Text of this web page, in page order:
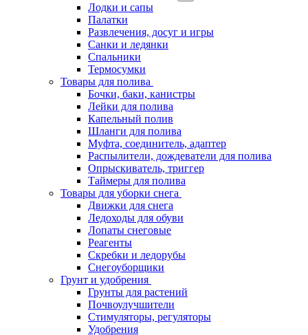
Лодки и сапы
Палатки
Развлечения, досуг и игры
Санки и ледянки
Спальники
Термосумки
Товары для полива
Бочки, баки, канистры
Лейки для полива
Капельный полив
Шланги для полива
Муфта, соединитель, адаптер
Распылители, дождеватели для полива
Опрыскиватель, триггер
Таймеры для полива
Товары для уборки снега
Движки для снега
Ледоходы для обуви
Лопаты снеговые
Реагенты
Скребки и ледорубы
Снегоуборщики
Грунт и удобрения
Грунты для растений
Почвоулучшители
Стимуляторы, регуляторы
Удобрения